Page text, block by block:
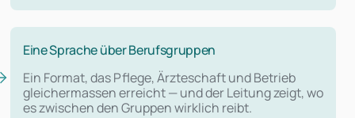
Eine Sprache über Berufsgruppen
Ein Format, das Pflege, Ärzteschaft und Betrieb
gleichermassen erreicht — und der Leitung zeigt, wo
es zwischen den Gruppen wirklich reibt.